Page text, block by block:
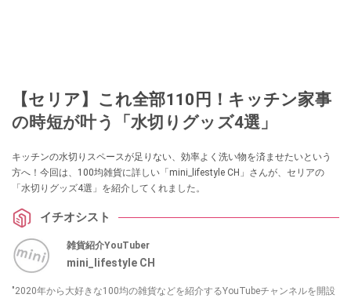
【セリア】これ全部110円！キッチン家事
の時短が叶う「水切りグッズ4選」
キッチンの水切りスペースが足りない、効率よく洗い物を済ませたいという
方へ！今回は、100均雑貨に詳しい「mini_lifestyle CH」さんが、セリアの
「水切りグッズ4選」を紹介してくれました。
イチオシスト
雑貨紹介YouTuber
mini_lifestyle CH
"2020年から大好きな100均の雑貨などを紹介するYouTubeチャンネルを開設